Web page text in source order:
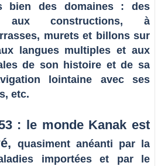
bien des domaines : des
aux constructions, à
murets et billons sur
langues multiples et aux
de son histoire et de sa
lointaine avec ses
etc.
: le monde Kanak est
quasiment anéanti par la
importées et par le